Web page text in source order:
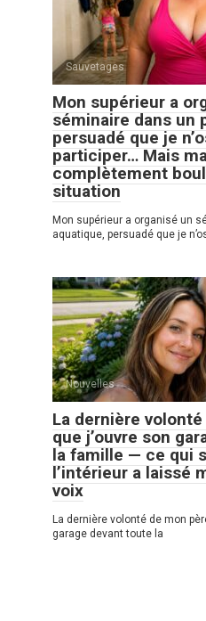
Sauvetages
Mon supérieur a
séminaire dans un
persuadé que je
participer… Mais
complètement
situation
Mon supérieur a organisé un
aquatique, persuadé que je
Nouvelles
La dernière
que j’ouvre son
la famille — ce qui
l’intérieur a laissé
voix
La dernière volonté de mon
garage devant toute la